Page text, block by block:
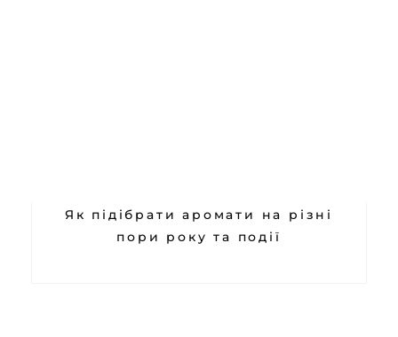
Як підібрати аромати на різні
пори року та події